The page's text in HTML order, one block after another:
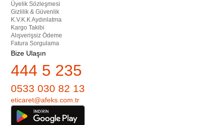
Üyelik Sözleşmesi
Gizlilik & Güvenlik
K.V.K.K Aydınlatma
Kargo Takibi
Alışverişsiz Ödeme
Fatura Sorgulama
Bize Ulaşın
444 5 235
0533 030 82 13
eticaret@afeks.com.tr